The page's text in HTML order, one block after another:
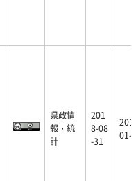
県政情
報・統
計
201
8-08
-31
01-